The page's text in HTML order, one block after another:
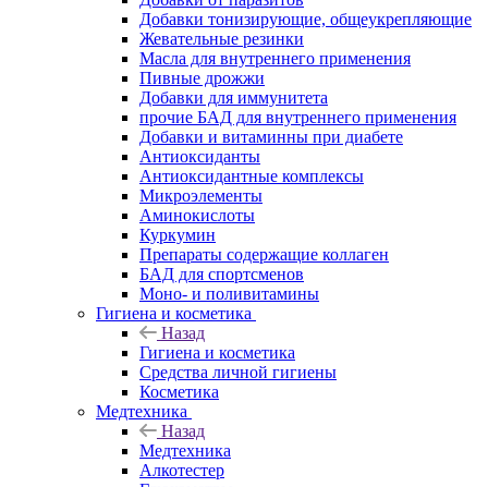
Добавки тонизирующие, общеукрепляющие
Жевательные резинки
Масла для внутреннего применения
Пивные дрожжи
Добавки для иммунитета
прочие БАД для внутреннего применения
Добавки и витаминны при диабете
Антиоксиданты
Антиоксидантные комплексы
Микроэлементы
Аминокислоты
Куркумин
Препараты содержащие коллаген
БАД для спортсменов
Моно- и поливитамины
Гигиена и косметика
Назад
Гигиена и косметика
Средства личной гигиены
Косметика
Медтехника
Назад
Медтехника
Алкотестер